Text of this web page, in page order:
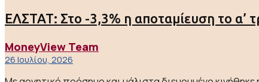
ΕΛΣΤΑΤ: Στο -3,3% η αποταμίευση το α’
MoneyView Team
26 Ιουλίου, 2026